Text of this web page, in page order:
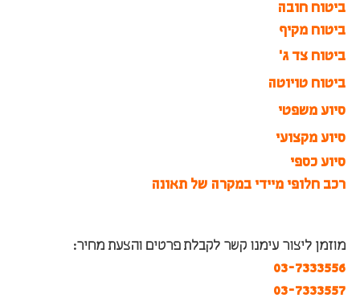
ביטוח חובה
ביטוח מקיף
ביטוח צד ג'
ביטוח טויוטה
סיוע משפטי
סיוע מקצועי
סיוע כספי
רכב חלופי מיידי במקרה של תאונה
מוזמן ליצור עימנו קשר לקבלת פרטים והצעת מחיר:
03-7333556
03-7333557